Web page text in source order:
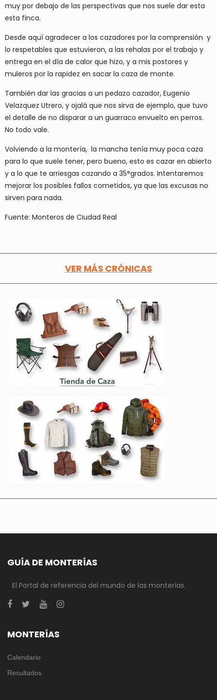
muy por debajo de las perspectivas que nos suele dar esta
esta finca.
Desde aquí agradecer a los cazadores por la comprensión y
lo respetables que estuvieron, a las rehalas por el trabajo y
entrega en el día de calor que hizo, y a mis postores y
muleros por la rapidez en sacar la caza de monte.
También dar las gracias a un pedazo cazador, Eugenio
Velazquez Utrero, y ojalá que nos sirva de ejemplo, que tuvo
el detalle de no disparar a un guarraco envuelto en perros.
No todo vale.
Volviendo a la montería, la mancha tenía muy poca caza
para lo que suele tener, pero bueno, esto es cazar en abierto
y a lo que te arriesgas cazando a 35°grados. Intentaremos
mejorar los posibles fallos cometidos, ya que las excusas no
sirven para nada.
Fuente: Monteros de Ciudad Real
VER MÁS CRÓNICAS
GUÍA DE MONTERÍAS
El Portal de referencia del mundo de las monterías.
MONTERÍAS
Calendario
Resultados